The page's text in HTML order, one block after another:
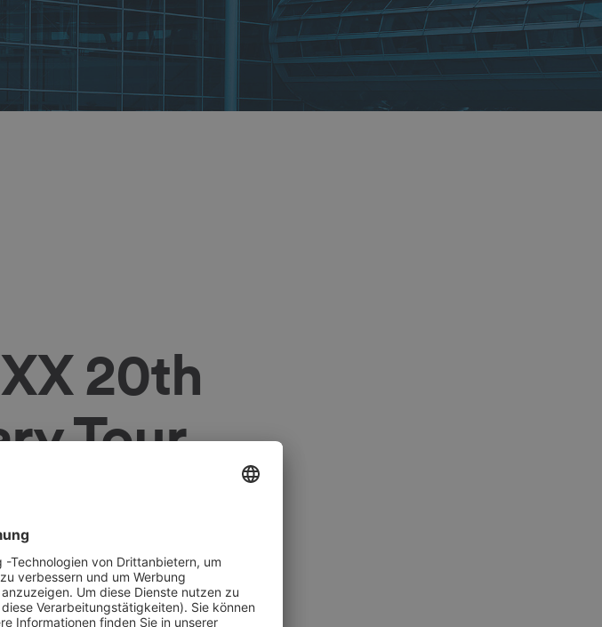
20th
Tour